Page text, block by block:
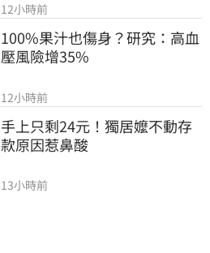
12小時前
100%果汁也傷身？研究：高血
壓風險增35%
12小時前
手上只剩24元！獨居嬤不動存
款原因惹鼻酸
13小時前